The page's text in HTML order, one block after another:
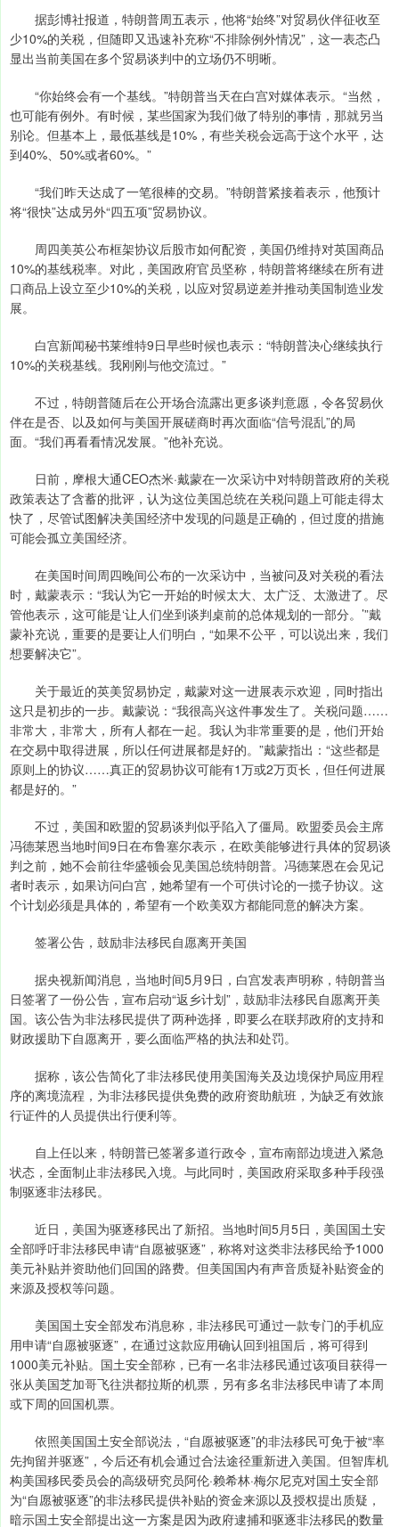
据彭博社报道，特朗普周五表示，他将“始终”对贸易伙伴征收至
少10%的关税，但随即又迅速补充称“不排除例外情况”，这一表态凸
显出当前美国在多个贸易谈判中的立场仍不明晰。
“你始终会有一个基线。”特朗普当天在白宫对媒体表示。“当然，
也可能有例外。有时候，某些国家为我们做了特别的事情，那就另当
别论。但基本上，最低基线是10%，有些关税会远高于这个水平，达
到40%、50%或者60%。”
“我们昨天达成了一笔很棒的交易。”特朗普紧接着表示，他预计
将“很快”达成另外“四五项”贸易协议。
周四美英公布框架协议后股市如何配资，美国仍维持对英国商品
10%的基线税率。对此，美国政府官员坚称，特朗普将继续在所有进
口商品上设立至少10%的关税，以应对贸易逆差并推动美国制造业发
展。
白宫新闻秘书莱维特9日早些时候也表示：“特朗普决心继续执行
10%的关税基线。我刚刚与他交流过。”
不过，特朗普随后在公开场合流露出更多谈判意愿，令各贸易伙
伴在是否、以及如何与美国开展磋商时再次面临“信号混乱”的局
面。“我们再看看情况发展。”他补充说。
日前，摩根大通CEO杰米·戴蒙在一次采访中对特朗普政府的关税
政策表达了含蓄的批评，认为这位美国总统在关税问题上可能走得太
快了，尽管试图解决美国经济中发现的问题是正确的，但过度的措施
可能会孤立美国经济。
在美国时间周四晚间公布的一次采访中，当被问及对关税的看法
时，戴蒙表示：“我认为它一开始的时候太大、太广泛、太激进了。尽
管他表示，这可能是‘让人们坐到谈判桌前的总体规划的一部分。’”戴
蒙补充说，重要的是要让人们明白，“如果不公平，可以说出来，我们
想要解决它”。
关于最近的英美贸易协定，戴蒙对这一进展表示欢迎，同时指出
这只是初步的一步。戴蒙说：“我很高兴这件事发生了。关税问题……
非常大，非常大，所有人都在一起。我认为非常重要的是，他们开始
在交易中取得进展，所以任何进展都是好的。”戴蒙指出：“这些都是
原则上的协议……真正的贸易协议可能有1万或2万页长，但任何进展
都是好的。”
不过，美国和欧盟的贸易谈判似乎陷入了僵局。欧盟委员会主席
冯德莱恩当地时间9日在布鲁塞尔表示，在欧美能够进行具体的贸易谈
判之前，她不会前往华盛顿会见美国总统特朗普。冯德莱恩在会见记
者时表示，如果访问白宫，她希望有一个可供讨论的一揽子协议。这
个计划必须是具体的，希望有一个欧美双方都能同意的解决方案。
签署公告，鼓励非法移民自愿离开美国
据央视新闻消息，当地时间5月9日，白宫发表声明称，特朗普当
日签署了一份公告，宣布启动“返乡计划”，鼓励非法移民自愿离开美
国。该公告为非法移民提供了两种选择，即要么在联邦政府的支持和
财政援助下自愿离开，要么面临严格的执法和处罚。
据称，该公告简化了非法移民使用美国海关及边境保护局应用程
序的离境流程，为非法移民提供免费的政府资助航班，为缺乏有效旅
行证件的人员提供出行便利等。
自上任以来，特朗普已签署多道行政令，宣布南部边境进入紧急
状态，全面制止非法移民入境。与此同时，美国政府采取多种手段强
制驱逐非法移民。
近日，美国为驱逐移民出了新招。当地时间5月5日，美国国土安
全部呼吁非法移民申请“自愿被驱逐”，称将对这类非法移民给予1000
美元补贴并资助他们回国的路费。但美国国内有声音质疑补贴资金的
来源及授权等问题。
美国国土安全部发布消息称，非法移民可通过一款专门的手机应
用申请“自愿被驱逐”，在通过这款应用确认回到祖国后，将可得到
1000美元补贴。国土安全部称，已有一名非法移民通过该项目获得一
张从美国芝加哥飞往洪都拉斯的机票，另有多名非法移民申请了本周
或下周的回国机票。
依照美国国土安全部说法，“自愿被驱逐”的非法移民可免于被“率
先拘留并驱逐”，今后还有机会通过合法途径重新进入美国。但智库机
构美国移民委员会的高级研究员阿伦·赖希林·梅尔尼克对国土安全部
为“自愿被驱逐”的非法移民提供补贴的资金来源以及授权提出质疑，
暗示国土安全部提出这一方案是因为政府逮捕和驱逐非法移民的数量